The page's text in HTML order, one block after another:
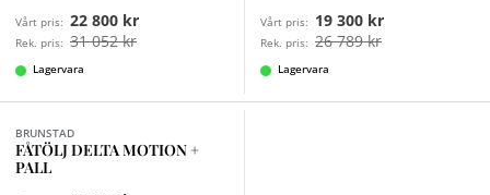
Vårt pris: 22 800 kr
Rek. pris: 31 052 kr
Lagervara
Vårt pris: 19 300 kr
Rek. pris: 26 789 kr
Lagervara
BRUNSTAD
FÅTÖLJ DELTA MOTION +
PALL